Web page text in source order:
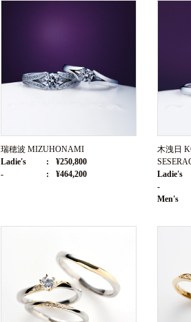
瑞穂波 MIZUHONAMI
Ladie's
¥250,800
-
¥464,200
木洩日
Ladie's
-
Men's